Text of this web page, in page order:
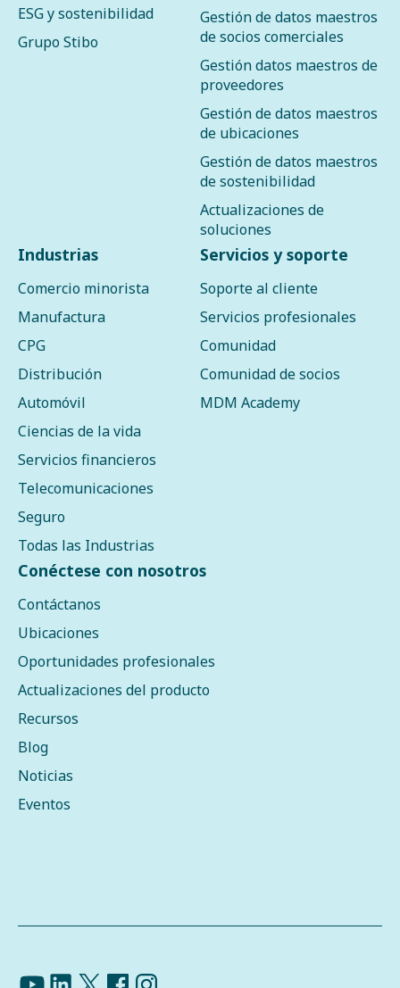
ESG y sostenibilidad
Grupo Stibo
Gestión de datos maestros
de socios comerciales
Gestión datos maestros de
proveedores
Gestión de datos maestros
de ubicaciones
Gestión de datos maestros
de sostenibilidad
Actualizaciones de
soluciones
Industrias
Comercio minorista
Manufactura
CPG
Distribución
Automóvil
Ciencias de la vida
Servicios financieros
Telecomunicaciones
Seguro
Todas las Industrias
Servicios y soporte
Soporte al cliente
Servicios profesionales
Comunidad
Comunidad de socios
MDM Academy
Conéctese con nosotros
Contáctanos
Ubicaciones
Oportunidades profesionales
Actualizaciones del producto
Recursos
Blog
Noticias
Eventos